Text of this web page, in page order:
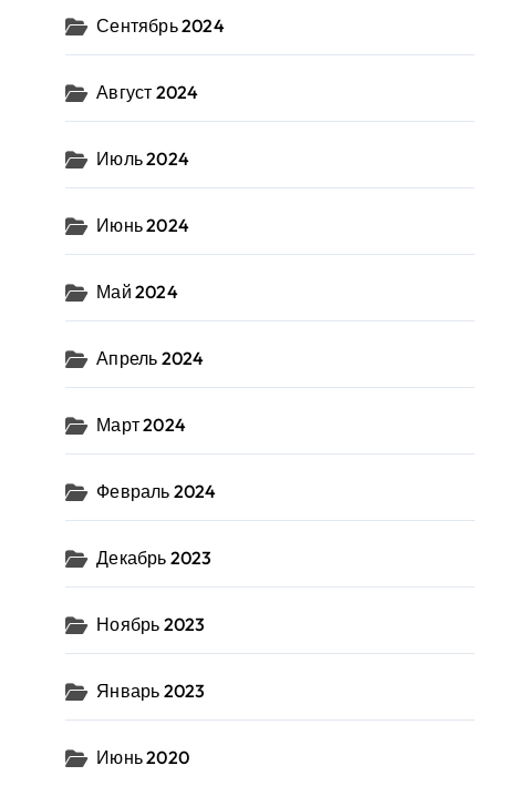
Сентябрь 2024
Август 2024
Июль 2024
Июнь 2024
Май 2024
Апрель 2024
Март 2024
Февраль 2024
Декабрь 2023
Ноябрь 2023
Январь 2023
Июнь 2020